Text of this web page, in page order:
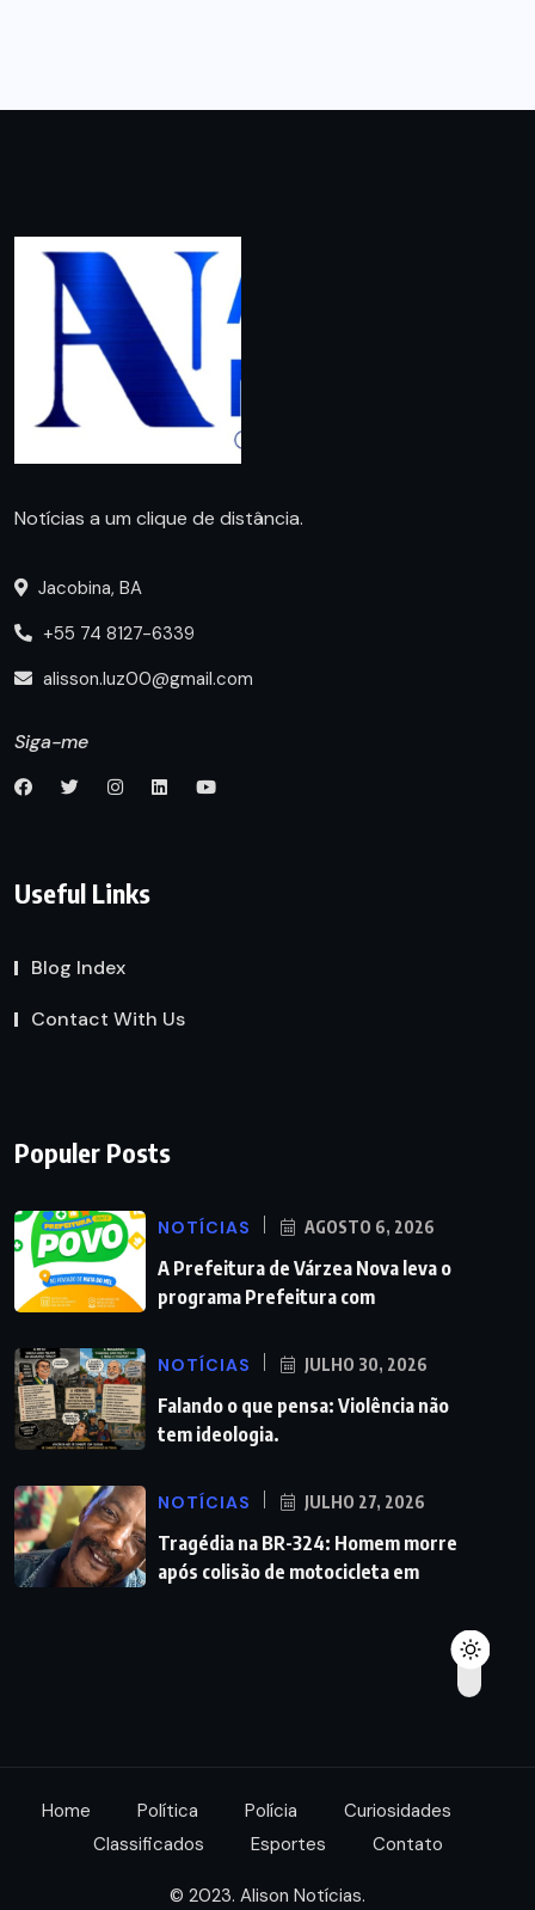
Notícias a um clique de distância.
Jacobina, BA
+55 74 8127-6339
alisson.luz00@gmail.com
Siga-me
Useful Links
Blog Index
Contact With Us
Populer Posts
NOTÍCIAS AGOSTO 6, 2026
A Prefeitura de Várzea Nova leva o
programa Prefeitura com
NOTÍCIAS JULHO 30, 2026
Falando o que pensa: Violência não
tem ideologia.
NOTÍCIAS JULHO 27, 2026
Tragédia na BR-324: Homem morre
após colisão de motocicleta em
Home Política Polícia
Curiosidades
Classificados
Esportes Contato
© 2023. Alison Notícias.